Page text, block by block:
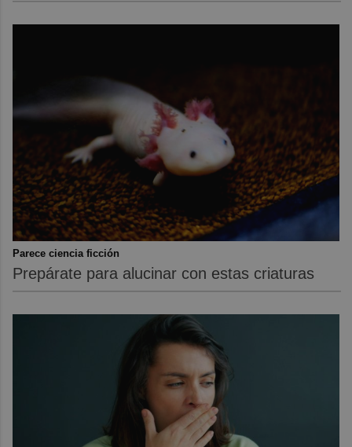
Parece ciencia ficción
Prepárate para alucinar con estas criaturas